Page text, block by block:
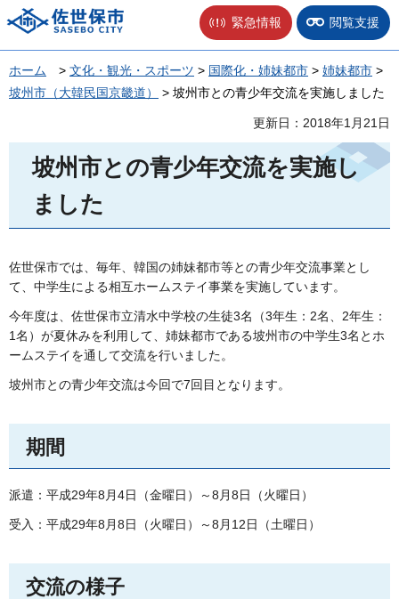
佐世保市 緊急情報 閲覧支援
ホーム > 文化・観光・スポーツ > 国際化・姉妹都市 > 姉妹都市 >
坡州市（大韓民国京畿道）
> 坡州市との青少年交流を実施しました
更新日：2018年1月21日
坡州市との青少年交流を実施し
ました
佐世保市では、毎年、韓国の姉妹都市等との青少年交流事業とし
て、中学生による相互ホームステイ事業を実施しています。
今年度は、佐世保市立清水中学校の生徒3名（3年生：2名、2年生：
1名）が夏休みを利用して、姉妹都市である坡州市の中学生3名とホ
ームステイを通して交流を行いました。
坡州市との青少年交流は今回で7回目となります。
期間
派遣：平成29年8月4日（金曜日）～8月8日（火曜日）
受入：平成29年8月8日（火曜日）～8月12日（土曜日）
交流の様子